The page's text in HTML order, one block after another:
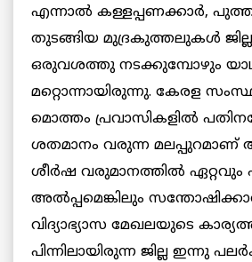
എന്നാൽ കള്ളപ്പണക്കാർ,
തുടങ്ങിയ മുദ്രകുത്തലുകൾ
ഒരുവശത്തു നടക്കുമ്പോഴും
മറ്റൊന്നായിരുന്നു. കേരള
മൊത്തം പ്രവാസികളിൽ
ശതമാനം വരുന്ന മലപ്പുറമാണ്
ശീർഷ വരുമാനത്തിൽ ഏറ്റവും
അല്‍പ്പമെങ്കിലും
വിദ്യാഭ്യാസ മേഖലയുടെ
പിന്നിലായിരുന്ന ജില്ല ഇന്നു